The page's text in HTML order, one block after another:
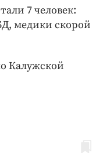
7 человек:
медики скорой
Калужской